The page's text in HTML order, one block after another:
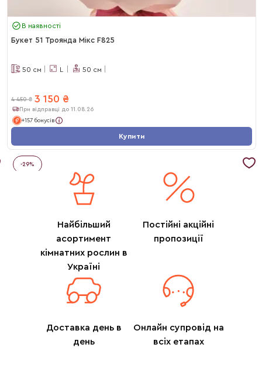
В наявності
Букет 51 Троянда Мікс F825
50 см L 50 см
4 450 ₴ 3 150 ₴
При відправці до 11.08.26
+157 бонусів
Купити
-29%
Найбільший
асортимент
кімнатних рослин в
Україні
Постійні акційні
пропозиції
Доставка день в
день
Онлайн супровід на
всіх етапах